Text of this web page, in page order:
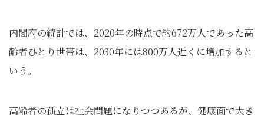
内閣府の統計では、2020年の時点で約672万人であった高
齢者ひとり世帯は、2030年には800万人近くに増加すると
いう。
高齢者の孤立は社会問題になりつつあるが、健康面で大き